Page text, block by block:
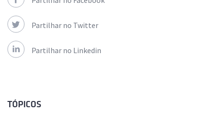
Partilhar no Twitter
Partilhar no Linkedin
TÓPICOS